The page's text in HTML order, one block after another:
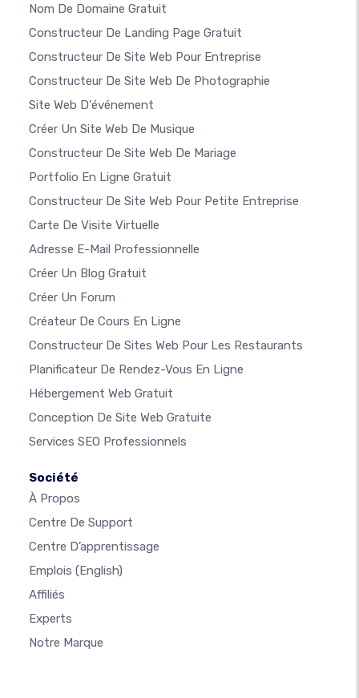
Nom De Domaine Gratuit
Constructeur De Landing Page Gratuit
Constructeur De Site Web Pour Entreprise
Constructeur De Site Web De Photographie
Site Web D'événement
Créer Un Site Web De Musique
Constructeur De Site Web De Mariage
Portfolio En Ligne Gratuit
Constructeur De Site Web Pour Petite Entreprise
Carte De Visite Virtuelle
Adresse E-Mail Professionnelle
Créer Un Blog Gratuit
Créer Un Forum
Créateur De Cours En Ligne
Constructeur De Sites Web Pour Les Restaurants
Planificateur De Rendez-Vous En Ligne
Hébergement Web Gratuit
Conception De Site Web Gratuite
Services SEO Professionnels
Société
À Propos
Centre De Support
Centre D’apprentissage
Emplois (English)
Affiliés
Experts
Notre Marque